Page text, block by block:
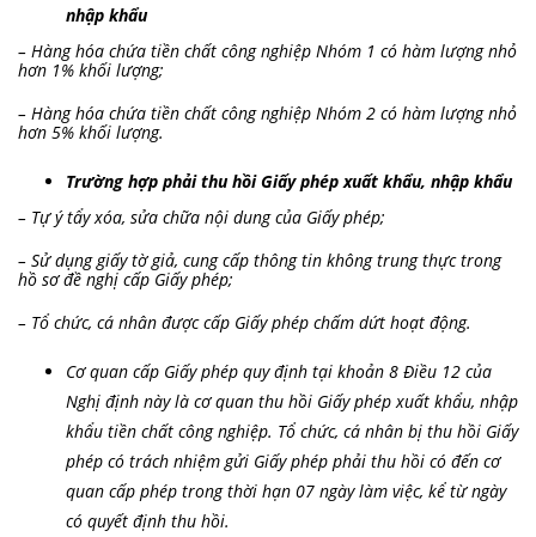
nhập khẩu
– Hàng hóa chứa tiền chất công nghiệp Nhóm 1 có hàm lượng nhỏ
hơn 1% khối lượng;
– Hàng hóa chứa tiền chất công nghiệp Nhóm 2 có hàm lượng nhỏ
hơn 5% khối lượng.
Trường hợp phải thu hồi Giấy phép xuất khẩu, nhập khẩu
– Tự ý tẩy xóa, sửa chữa nội dung của Giấy phép;
– Sử dụng giấy tờ giả, cung cấp thông tin không trung thực trong
hồ sơ đề nghị cấp Giấy phép;
– Tổ chức, cá nhân được cấp Giấy phép chấm dứt hoạt động.
Cơ quan cấp Giấy phép quy định tại khoản 8 Điều 12 của
Nghị định này là cơ quan thu hồi Giấy phép xuất khẩu, nhập
khẩu tiền chất công nghiệp. Tổ chức, cá nhân bị thu hồi Giấy
phép có trách nhiệm gửi Giấy phép phải thu hồi có đến cơ
quan cấp phép trong thời hạn 07 ngày làm việc, kể từ ngày
có quyết định thu hồi.